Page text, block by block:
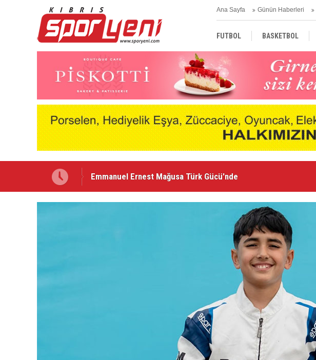
Ana Sayfa Günün Haberleri
FUTBOL BASKETBOL
TÜRKİYE AVRUPA
Nehir Deniz, Türkiye ikincisi